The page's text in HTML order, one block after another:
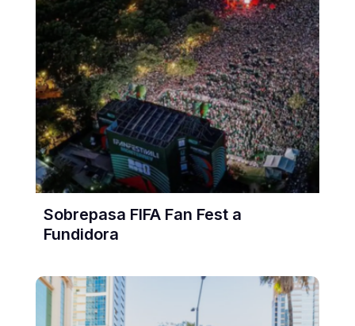
Sobrepasa FIFA Fan Fest a
Fundidora